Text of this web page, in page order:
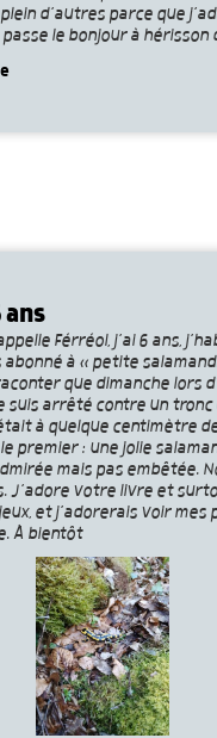
d’autres parce que
le bonjour à hérisson
ans
Férréol, j’ai 6 ans,
abonné à « petite
que dimanche lors
suis arrêté contre un tronc
à quelque centimètre
premier : une jolie
mais pas embêtée.
J’adore votre livre et
et j’adorerais voir mes
À bientôt